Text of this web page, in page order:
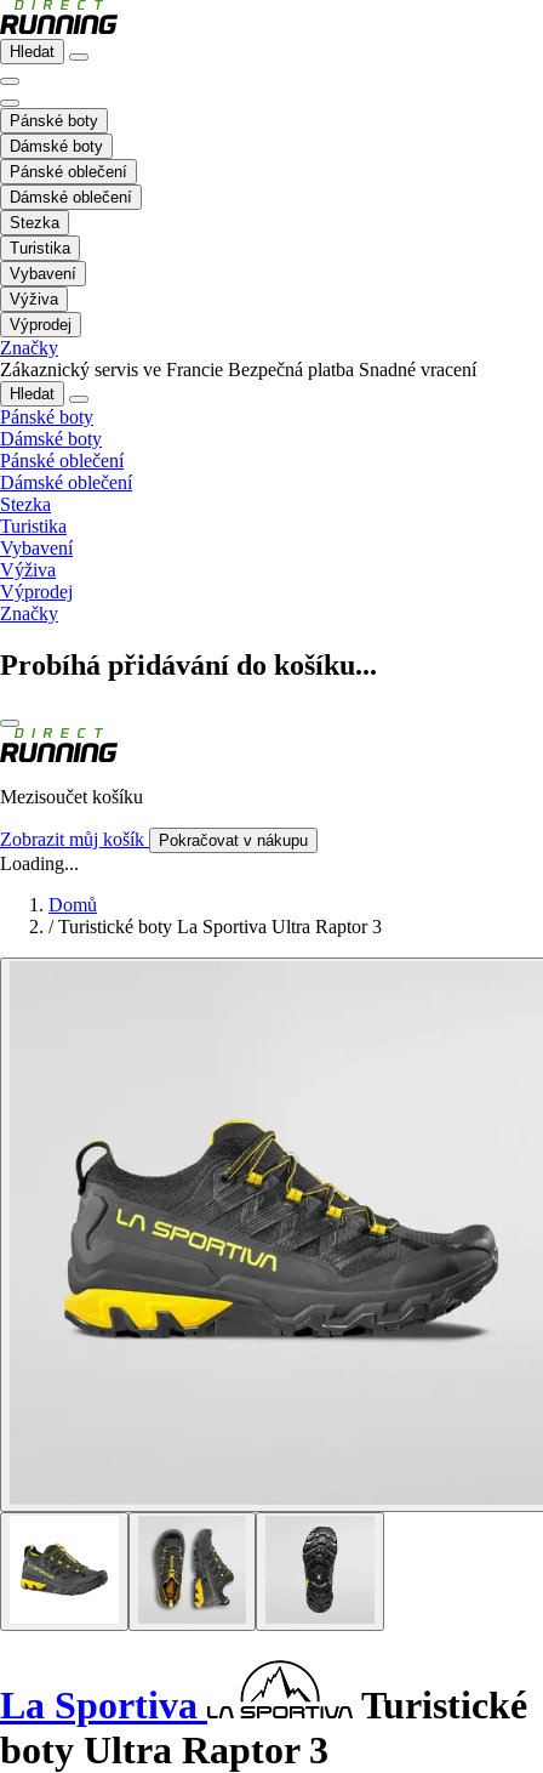
Hledat
Pánské boty
Dámské boty
Pánské oblečení
Dámské oblečení
Stezka
Turistika
Vybavení
Výživa
Výprodej
Značky
Zákaznický servis ve Francie Bezpečná platba Snadné vracení
Hledat
Pánské boty
Dámské boty
Pánské oblečení
Dámské oblečení
Stezka
Turistika
Vybavení
Výživa
Výprodej
Značky
Probíhá přidávání do košíku...
Mezisoučet košíku
Zobrazit můj košík Pokračovat v nákupu
Loading...
Domů
/ Turistické boty La Sportiva Ultra Raptor 3
La Sportiva
Turistické
boty Ultra Raptor 3